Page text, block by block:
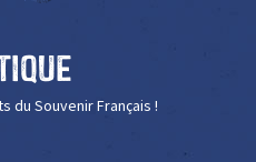
du Souvenir Français !